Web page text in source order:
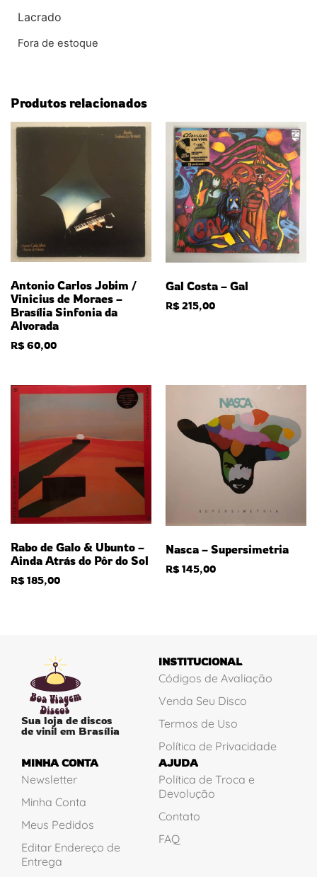
Lacrado
Fora de estoque
Produtos relacionados
Antonio Carlos Jobim /
Vinicius de Moraes –
Brasília Sinfonia da
Alvorada
R$60,00
Gal Costa – Gal
R$215,00
Rabo de Galo & Ubunto –
Ainda Atrás do Pôr do Sol
R$185,00
Nasca – Supersimetria
R$145,00
Sua loja de discos
de vinil em Brasília
INSTITUCIONAL
Códigos de Avaliação
Venda Seu Disco
Termos de Uso
Política de Privacidade
MINHA CONTA
Newsletter
Minha Conta
Meus Pedidos
Editar Endereço de
Entrega
AJUDA
Política de Troca e
Devolução
Contato
FAQ